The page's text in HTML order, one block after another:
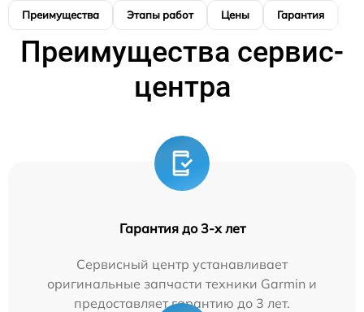
Преимущества Этапы работ Цены Гарантия
Преимущества сервис-
центра
Гарантия до 3-х лет
Сервисный центр устанавливает
оригинальные запчасти техники Garmin и
предоставляет гарантию до 3 лет.